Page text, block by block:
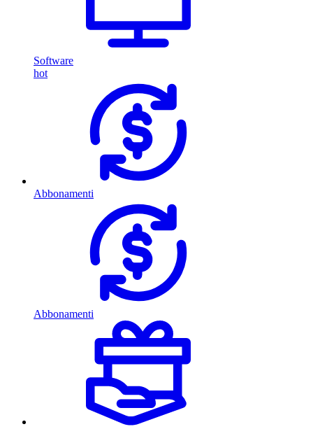
Software
hot
Abbonamenti
Abbonamenti